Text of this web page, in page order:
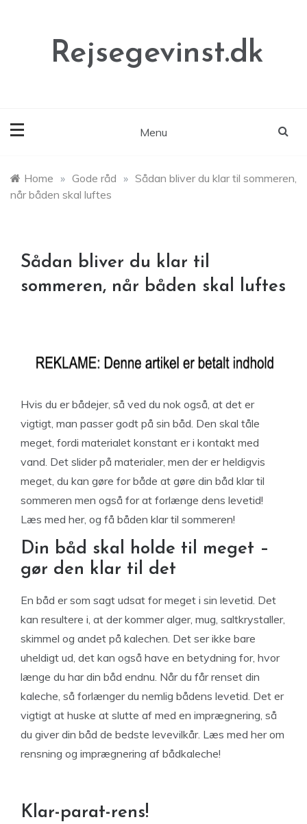
Rejsegevinst.dk
Menu
Home » Gode råd » Sådan bliver du klar til sommeren,
når båden skal luftes
Sådan bliver du klar til
sommeren, når båden skal luftes
Hvis du er bådejer, så ved du nok også, at det er
vigtigt, man passer godt på sin båd. Den skal tåle
meget, fordi materialet konstant er i kontakt med
vand. Det slider på materialer, men der er heldigvis
meget, du kan gøre for både at gøre din båd klar til
sommeren men også for at forlænge dens levetid!
Læs med her, og få båden klar til sommeren!
Din båd skal holde til meget –
gør den klar til det
En båd er som sagt udsat for meget i sin levetid. Det
kan resultere i, at der kommer alger, mug, saltkrystaller,
skimmel og andet på kalechen. Det ser ikke bare
uheldigt ud, det kan også have en betydning for, hvor
længe du har din båd endnu. Når du får renset din
kaleche, så forlænger du nemlig bådens levetid. Det er
vigtigt at huske at slutte af med en imprægnering, så
du giver din båd de bedste levevilkår. Læs med her om
rensning og imprægnering af bådkaleche!
Klar-parat-rens!